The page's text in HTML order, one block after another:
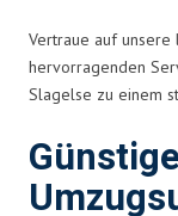
Vertraue auf unsere
hervorragenden
Slagelse zu einem